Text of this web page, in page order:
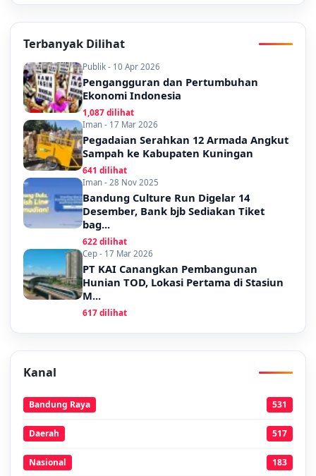
Terbanyak Dilihat
Publik - 10 Apr 2026
Pengangguran dan Pertumbuhan
Ekonomi Indonesia
1,087 dilihat
Iman - 17 Mar 2026
Pegadaian Serahkan 12 Armada Angkut
Sampah ke Kabupaten Kuningan
641 dilihat
Iman - 28 Nov 2025
Bandung Culture Run Digelar 14
Desember, Bank bjb Sediakan Tiket
bag...
622 dilihat
Cep - 17 Mar 2026
PT KAI Canangkan Pembangunan
Hunian TOD, Lokasi Pertama di Stasiun
M...
617 dilihat
Kanal
Bandung Raya 531
Daerah 517
Nasional 183